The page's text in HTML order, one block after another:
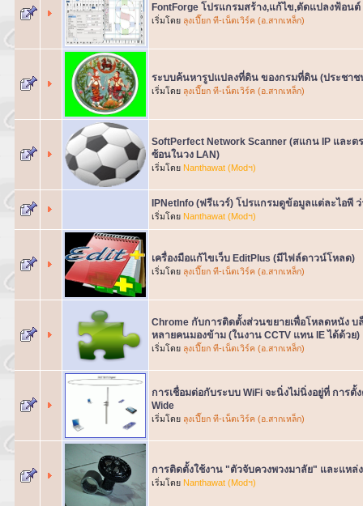
FontForge โปรแกรมสร้าง,แก้ไข,ดัดแปลงฟ้อนต์
เริ่มโดย ลุงเปี๊ยก ที-เน็ตเวิร์ค (อ.สากเหล็ก)
ระบบค้นหารูปแปลงที่ดิน ของกรมที่ดิน (ประชาช
เริ่มโดย ลุงเปี๊ยก ที-เน็ตเวิร์ค (อ.สากเหล็ก)
SoftPerfect Network Scanner (สแกน IP และต
ซ้อนในวง LAN)
เริ่มโดย Nanthawat (Modฯ)
IPNetInfo (ฟรีแวร์) โปรแกรมดูข้อมูลแต่ละไอพี
เริ่มโดย Nanthawat (Modฯ)
เครื่องมือแก้ไขเว็บ EditPlus (มีไฟล์ดาวน์โหลด)
เริ่มโดย ลุงเปี๊ยก ที-เน็ตเวิร์ค (อ.สากเหล็ก)
Chrome กับการติดตั้งส่วนขยายเพื่อโหลดหนัง
หลายคนมองข้าม (ในงาน CCTV แทน IE ได้ด้วย)
เริ่มโดย ลุงเปี๊ยก ที-เน็ตเวิร์ค (อ.สากเหล็ก)
การเชื่อมต่อกับระบบ WiFi จะนิ่งไม่นิ่งอยู่ที่ การตั้
Wide
เริ่มโดย ลุงเปี๊ยก ที-เน็ตเวิร์ค (อ.สากเหล็ก)
การติดตั้งใช้งาน "ตัวจับควงพวงมาลัย" และแหล่
เริ่มโดย Nanthawat (Modฯ)